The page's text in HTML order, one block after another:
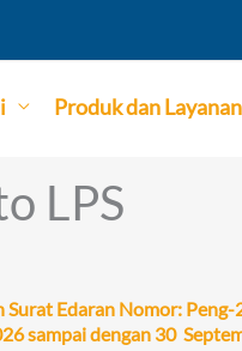
Produk dan Layanan
LPS
Edaran Nomor:
sampai dengan 30